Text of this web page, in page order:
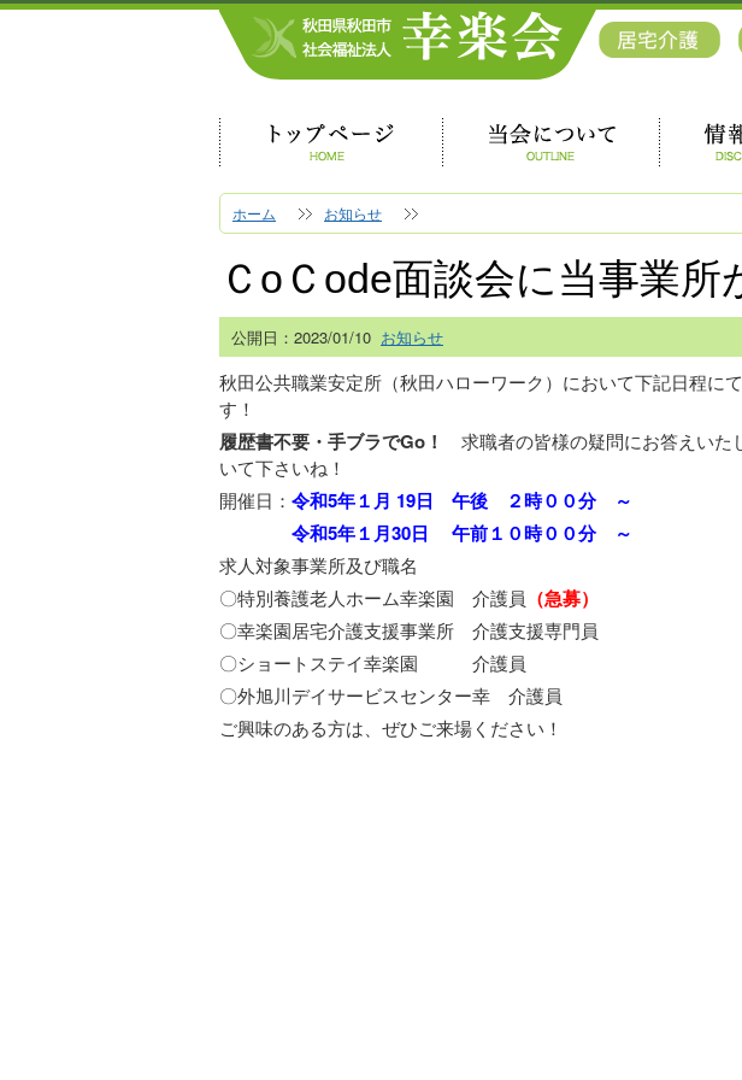
ホーム お知らせ
ＣoＣode面談会に当事業所
公開日： 2023/01/10 お知らせ
秋田公共職業安定所（秋田ハローワーク）において下記日程に
す！
履歴書不要・手ブラでGo！
求職者の皆様の疑問にお答えいた
いて下さいね！
開催日： 令和5年１月 19日 午後 ２時００分 ～
令和5年１月30日 午前１０時００分 ～
求人対象事業所及び職名
〇特別養護老人ホーム幸楽園 介護員 （急募）
〇幸楽園居宅介護支援事業所 介護支援専門員
〇ショートステイ幸楽園 介護員
〇外旭川デイサービスセンター幸 介護員
ご興味のある方は、ぜひご来場ください！